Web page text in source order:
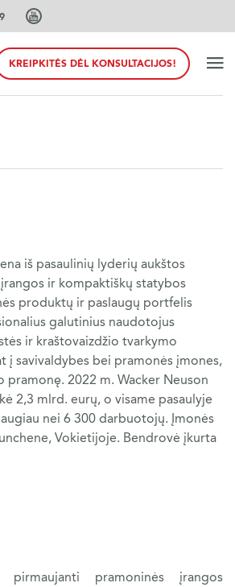
SISTEMOS
PRIEDAI
NAUDOTA TECHNIKA
KONTAKTAI
KREIPKITĖS DĖL KONSULTACIJOS!
iš pasaulinių lyderių aukštos
ir kompaktiškų statybos
produktų ir paslaugų portfelis
galutinius naudotojus
ir kraštovaizdžio tvarkymo
į savivaldybes bei pramonės įmones,
2022 m. Wacker Neuson
2,3 mlrd. eurų, o visame pasaulyje
nei 6 300 darbuotojų. Įmonės
Vokietijoje. Bendrovė įkurta
pramoninės įrangos